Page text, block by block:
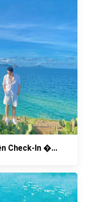
Check-In �...